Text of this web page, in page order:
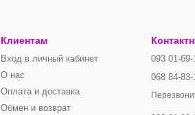
Клиентам
Вход в личный кабинет
О нас
Оплата и доставка
Обмен и возврат
093 01-69-
068 84-83-